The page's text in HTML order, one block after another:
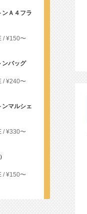
ンＡ４フラ
¥150〜
ンバッグ
¥240〜
ンマルシェ
¥330〜
¥150〜